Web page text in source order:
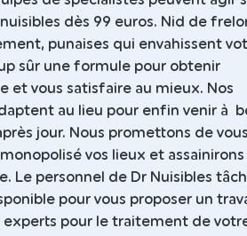
dès 99 euros. Nid de
punaises qui envahissent
sûr une formule pour obtenir
et vous satisfaire au mieux. Nos
au lieu pour enfin venir à
jour. Nous promettons de vous
vos lieux et assainirons
Le personnel de Dr Nuisibles
pour vous proposer un
pour le traitement de